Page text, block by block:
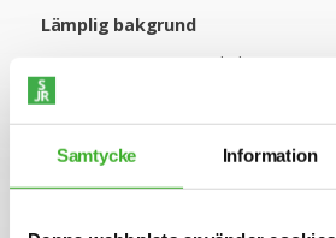
Samtycke Information
Lämplig bakgrund
Som person ser vi att du har en
ett ödmjukt sätt. Du är van vid att
och driva ditt eget arbete framåt
god förmåga att uttrycka dig i både
har en hög servicenivå.